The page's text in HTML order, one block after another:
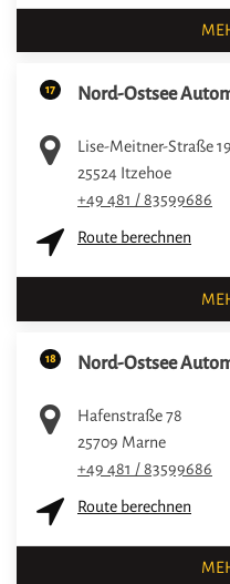
17 Nord-Ostsee
Lise-Meitner-Straße 19
25524 Itzehoe
+49 481 / 83599686
Route berechnen
18 Nord-Ostsee
Hafenstraße 78
25709 Marne
+49 481 / 83599686
Route berechnen